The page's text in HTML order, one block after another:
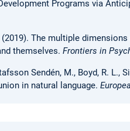
Programs via
(2019). The multiple
themselves. Frontiers in
Sendén, M., Boyd, R. L.,
in natural language.